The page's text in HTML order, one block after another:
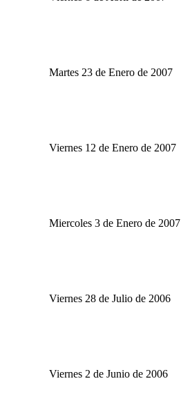
Martes 23 de Enero de 2007
Viernes 12 de Enero de 2007
Miercoles 3 de Enero de 2007
Viernes 28 de Julio de 2006
Viernes 2 de Junio de 2006